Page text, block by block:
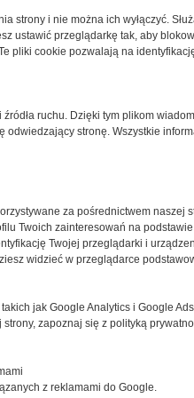
nr KRS:
146393437
postaci Regulaminu.
do przechowywania
Pliki cookies stosujemy
poziomie,
indywidualnych potrzeb.
w Twoim
momencie możesz
dotyczących
się z naszą
cookies
strony i nie można ich wyłączyć.
ustawić przeglądarkę tak, aby
pliki cookie pozwalają na
ruchu. Dzięki tym plikom
odwiedzający stronę. Wszystkie
za pośrednictwem naszej
Twoich zainteresowań na
Twojej przeglądarki i
widzieć w przeglądarce
jak Google Analytics i Google
zapoznaj się z polityką
z reklamami do Google.